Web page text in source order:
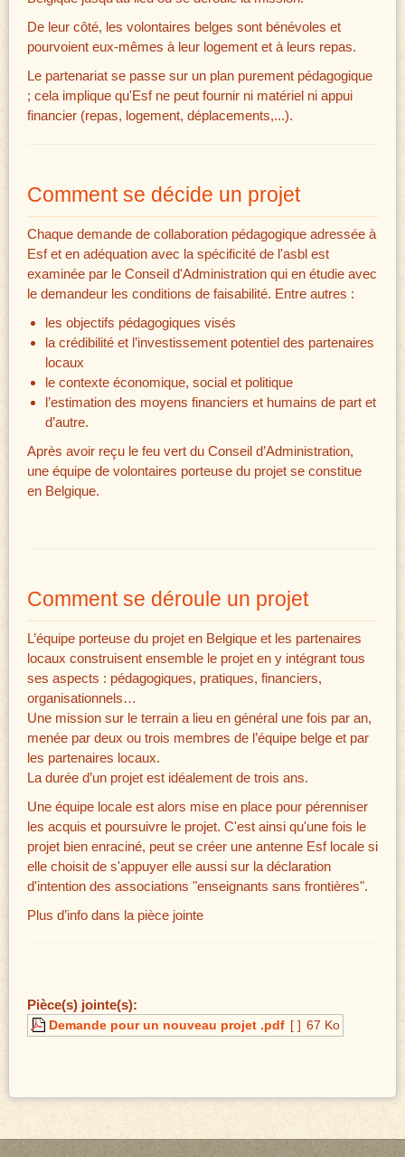
De leur côté, les volontaires belges sont bénévoles et
pourvoient eux-mêmes à leur logement et à leurs repas.
Le partenariat se passe sur un plan purement pédagogique
; cela implique qu'Esf ne peut fournir ni matériel ni appui
financier (repas, logement, déplacements,...).
Comment se décide un projet
Chaque demande de collaboration pédagogique adressée à
Esf et en adéquation avec la spécificité de l'asbl est
examinée par le Conseil d'Administration qui en étudie avec
le demandeur les conditions de faisabilité. Entre autres :
les objectifs pédagogiques visés
la crédibilité et l’investissement potentiel des partenaires
locaux
le contexte économique, social et politique
l’estimation des moyens financiers et humains de part et
d’autre.
Après avoir reçu le feu vert du Conseil d’Administration,
une équipe de volontaires porteuse du projet se constitue
en Belgique.
Comment se déroule un projet
L’équipe porteuse du projet en Belgique et les partenaires
locaux construisent ensemble le projet en y intégrant tous
ses aspects : pédagogiques, pratiques, financiers,
organisationnels…
Une mission sur le terrain a lieu en général une fois par an,
menée par deux ou trois membres de l’équipe belge et par
les partenaires locaux.
La durée d’un projet est idéalement de trois ans.
Une équipe locale est alors mise en place pour pérenniser
les acquis et poursuivre le projet. C'est ainsi qu'une fois le
projet bien enraciné, peut se créer une antenne Esf locale si
elle choisit de s'appuyer elle aussi sur la déclaration
d'intention des associations "enseignants sans frontières".
Plus d’info dans la pièce jointe
Pièce(s) jointe(s):
Demande pour un nouveau projet .pdf [ ] 67 Ko